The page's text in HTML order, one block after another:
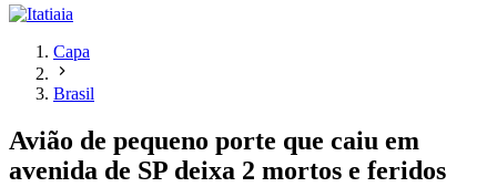
Capa
Brasil
Avião de pequeno porte que caiu em
avenida de SP deixa 2 mortos e feridos